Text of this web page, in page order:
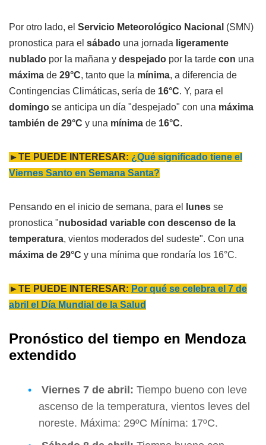
Por otro lado, el Servicio Meteorológico Nacional (SMN)
pronostica para el sábado una jornada ligeramente
nublado por la mañana y despejado por la tarde con una
máxima de 29°C, tanto que la mínima, a diferencia de
Contingencias Climáticas, sería de 16°C. Y, para el
domingo se anticipa un día "despejado" con una máxima
también de 29°C y una mínima de 16°C.
►TE PUEDE INTERESAR: ¿Qué significado tiene el
Viernes Santo en Semana Santa?
Pensando en el inicio de semana, para el lunes se
pronostica "nubosidad variable con descenso de la
temperatura, vientos moderados del sudeste". Con una
máxima de 29°C y una mínima que rondaría los 16°C.
►TE PUEDE INTERESAR: Por qué se celebra el 7 de
abril el Día Mundial de la Salud
Pronóstico del tiempo en Mendoza
extendido
Viernes 7 de abril: Tiempo bueno con leve
ascenso de la temperatura, vientos leves del
noreste. Máxima: 29ºC Mínima: 17ºC.